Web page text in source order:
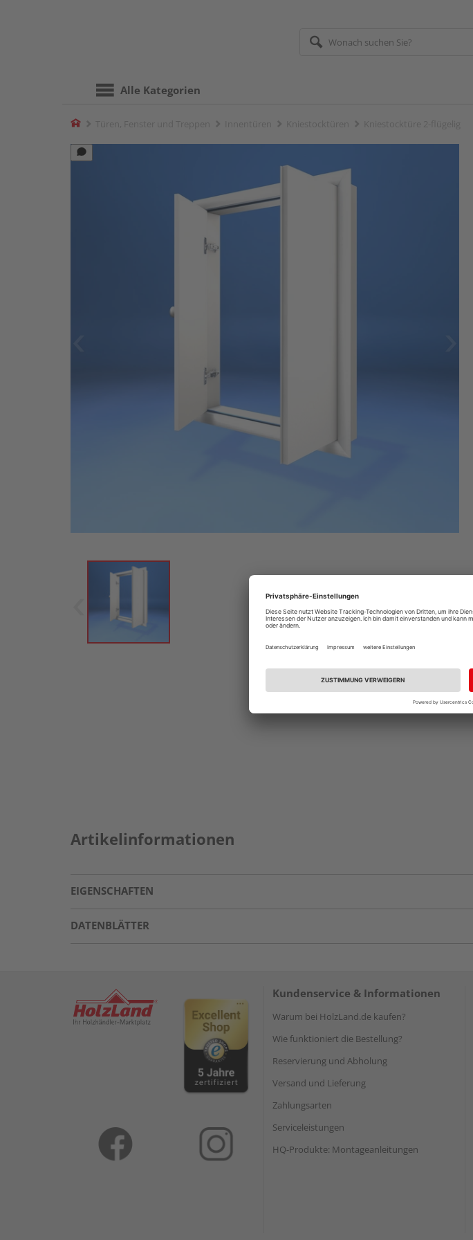
Alle Kategorien
Home
Artikelinformationen
EIGENSCHAFTEN
DATENBLÄTTER
Kundenservice & Informationen
Warum bei HolzLand.de kaufen?
Wie funktioniert die Bestellung?
Reservierung und Abholung
Versand und Lieferung
Zahlungsarten
Serviceleistungen
HQ-Produkte: Montageanleitungen